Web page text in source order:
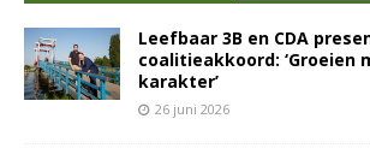
Leefbaar 3B en CDA
coalitieakkoord: ‘Groeien
karakter’
26 juni 2026